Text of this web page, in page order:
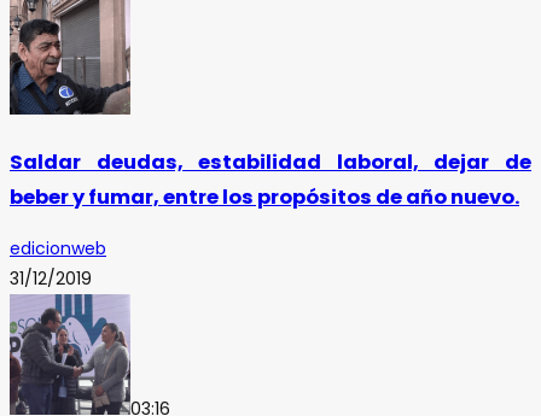
Saldar deudas, estabilidad laboral, dejar de
beber y fumar, entre los propósitos de año nuevo.
edicionweb
31/12/2019
03:16